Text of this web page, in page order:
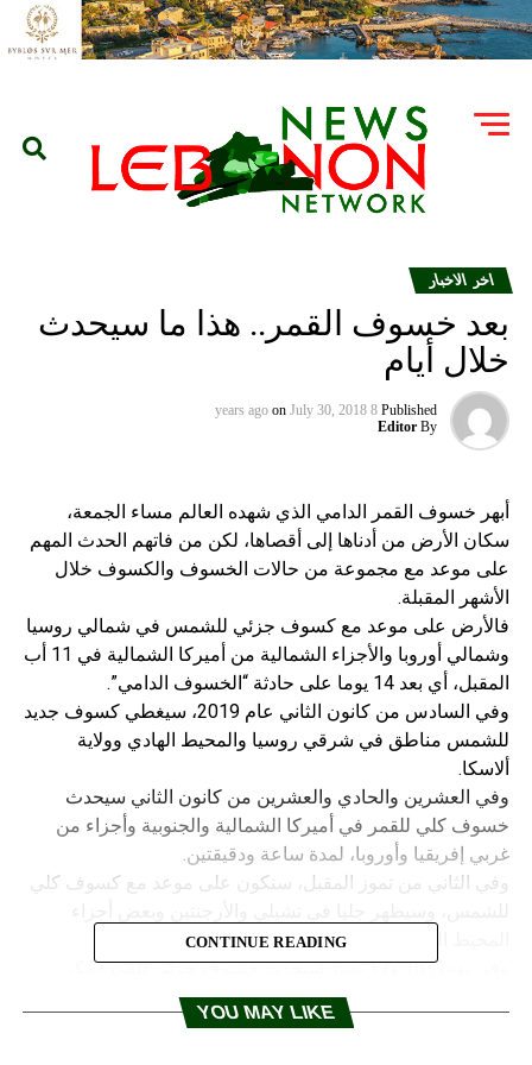
اخر الاخبار
بعد خسوف القمر.. هذا ما سيحدث
خلال أيام
Published
8 years ago
on July 30, 2018
By
Editor
أبهر خسوف القمر الدامي الذي شهده العالم مساء الجمعة،
سكان الأرض من أدناها إلى أقصاها، لكن من فاتهم الحدث المهم
على موعد مع مجموعة من حالات الخسوف والكسوف خلال
الأشهر المقبلة.
فالأرض على موعد مع كسوف جزئي للشمس في شمالي روسيا
وشمالي أوروبا والأجزاء الشمالية من أميركا الشمالية في 11 أب
المقبل، أي بعد 14 يوما على حادثة “الخسوف الدامي”.
وفي السادس من كانون الثاني عام 2019، سيغطي كسوف جديد
للشمس مناطق في شرقي روسيا والمحيط الهادي وولاية
ألاسكا.
وفي العشرين والحادي والعشرين من كانون الثاني سيحدث
خسوف كلي للقمر في أميركا الشمالية والجنوبية وأجزاء من
غربي إفريقيا وأوروبا، لمدة ساعة ودقيقتين.
وفي الثاني من تموز المقبل، سنكون على موعد مع كسوف كلي
وفي يومي 16 و17 تموز سيحدث خسوف جزئي للقمر يمكن
مشاهدته في بعض أجزاء المنطقة العربية، إضافة إلى أجزاء من
أوروبا وأفريقيا وآسيا لساعتين و53 دقيقة.
CONTINUE READING
YOU MAY LIKE